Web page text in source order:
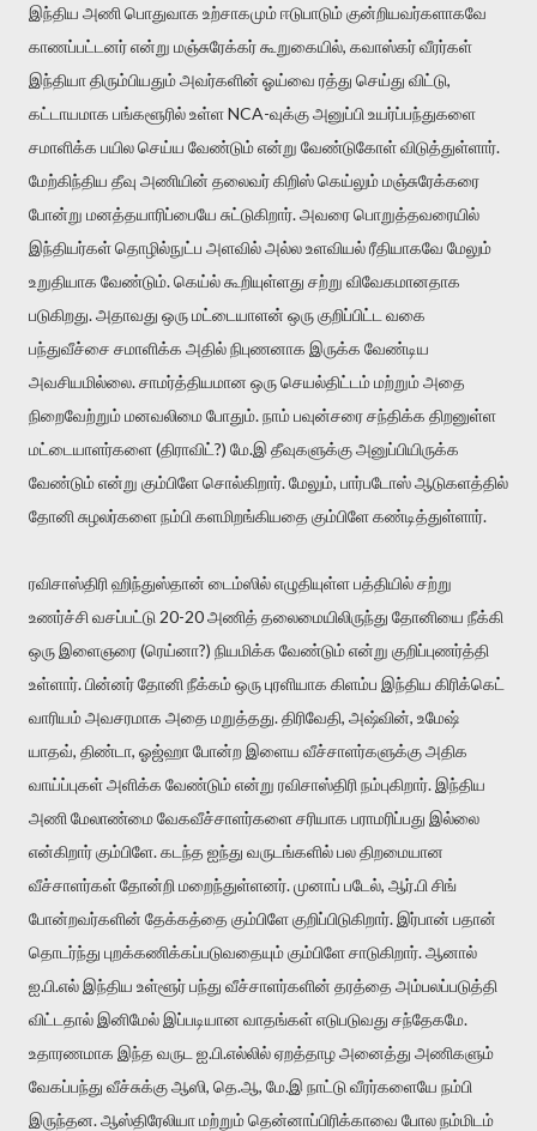
இந்திய அணி பொதுவாக உற்சாகமும் ஈடுபாடும் குன்றியவர்களாகவே
காணப்பட்டனர் என்று மஞ்சுரேக்கர் கூறுகையில், கவாஸ்கர் வீரர்கள்
இந்தியா திரும்பியதும் அவர்களின் ஓய்வை ரத்து செய்து விட்டு,
கட்டாயமாக பங்களூரில் உள்ள NCA-வுக்கு அனுப்பி உயர்ப்பந்துகளை
சமாளிக்க பயில செய்ய வேண்டும் என்று வேண்டுகோள் விடுத்துள்ளார்.
மேற்கிந்திய தீவு அணியின் தலைவர் கிறிஸ் கெய்லும் மஞ்சுரேக்கரை
போன்று மனத்தயாரிப்பையே சுட்டுகிறார். அவரை பொறுத்தவரையில்
இந்தியர்கள் தொழில்நுட்ப அளவில் அல்ல உளவியல் ரீதியாகவே மேலும்
உறுதியாக வேண்டும். கெய்ல் கூறியுள்ளது சற்று விவேகமானதாக
படுகிறது. அதாவது ஒரு மட்டையாளன் ஒரு குறிப்பிட்ட வகை
பந்துவீச்சை சமாளிக்க அதில் நிபுணனாக இருக்க வேண்டிய
அவசியமில்லை. சாமர்த்தியமான ஒரு செயல்திட்டம் மற்றும் அதை
நிறைவேற்றும் மனவலிமை போதும். நாம் பவுன்சரை சந்திக்க திறனுள்ள
மட்டையாளர்களை (திராவிட்?) மே.இ தீவுகளுக்கு அனுப்பியிருக்க
வேண்டும் என்று கும்பிளே சொல்கிறார். மேலும், பார்படோஸ் ஆடுகளத்தில்
தோனி சுழலர்களை நம்பி களமிறங்கியதை கும்பிளே கண்டித்துள்ளார்.
ரவிசாஸ்திரி ஹிந்துஸ்தான் டைம்ஸில் எழுதியுள்ள பத்தியில் சற்று
உணர்ச்சி வசப்பட்டு 20-20 அணித் தலைமையிலிருந்து தோனியை நீக்கி
ஒரு இளைஞரை (ரெய்னா?) நியமிக்க வேண்டும் என்று குறிப்புணர்த்தி
உள்ளார். பின்னர் தோனி நீக்கம் ஒரு புரளியாக கிளம்ப இந்திய கிரிக்கெட்
வாரியம் அவசரமாக அதை மறுத்தது. திரிவேதி, அஷ்வின், உமேஷ்
யாதவ், திண்டா, ஓஜ்ஹா போன்ற இளைய வீச்சாளர்களுக்கு அதிக
வாய்ப்புகள் அளிக்க வேண்டும் என்று ரவிசாஸ்திரி நம்புகிறார். இந்திய
அணி மேலாண்மை வேகவீச்சாளர்களை சரியாக பராமரிப்பது இல்லை
என்கிறார் கும்பிளே. கடந்த ஐந்து வருடங்களில் பல திறமையான
வீச்சாளர்கள் தோன்றி மறைந்துள்ளனர். முனாப் படேல், ஆர்.பி சிங்
போன்றவர்களின் தேக்கத்தை கும்பிளே குறிப்பிடுகிறார். இர்பான் பதான்
தொடர்ந்து புறக்கணிக்கப்படுவதையும் கும்பிளே சாடுகிறார். ஆனால்
ஐ.பி.எல் இந்திய உள்ளூர் பந்து வீச்சாளர்களின் தரத்தை அம்பலப்படுத்தி
விட்டதால் இனிமேல் இப்படியான வாதங்கள் எடுபடுவது சந்தேகமே.
உதாரணமாக இந்த வருட ஐ.பி.எல்லில் ஏறத்தாழ அனைத்து அணிகளும்
வேகப்பந்து வீச்சுக்கு ஆஸி, தெ.ஆ, மே.இ நாட்டு வீரர்களையே நம்பி
இருந்தன. ஆஸ்திரேலியா மற்றும் தென்னாப்பிரிக்காவை போல நம்மிடம்